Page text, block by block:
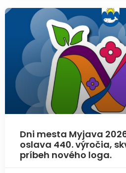
Dni mesta Myjava
oslava 440. výročia,
príbeh nového loga.